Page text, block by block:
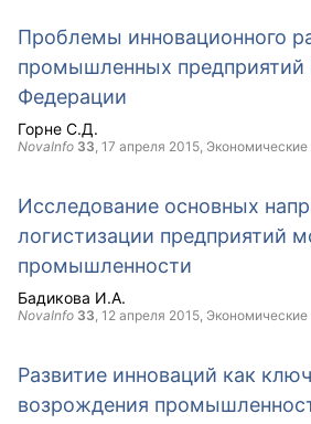
Проблемы инновационного
промышленных предприятий
Федерации
Горне С.Д.
NovaInfo 33, 17 апреля 2015, Экономические
Исследование основных
логистизации предприятий
промышленности
Бадикова И.А.
NovaInfo 33, 12 апреля 2015, Экономические
Развитие инноваций как
возрождения